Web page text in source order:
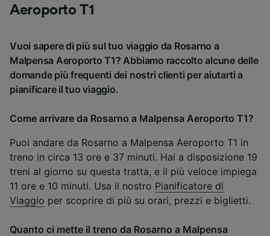
Aeroporto T1
Vuoi sapere di più sul tuo viaggio da Rosarno a
Malpensa Aeroporto T1? Abbiamo raccolto alcune delle
domande più frequenti dei nostri clienti per aiutarti a
pianificare il tuo viaggio.
Come arrivare da Rosarno a Malpensa Aeroporto T1?
Puoi andare da Rosarno a Malpensa Aeroporto T1 in
treno in circa 13 ore e 37 minuti. Hai a disposizione 19
treni al giorno su questa tratta, e il più veloce impiega
11 ore e 10 minuti. Usa il nostro Pianificatore di
Viaggio per scoprire di più su orari, prezzi e biglietti.
Quanto ci mette il treno da Rosarno a Malpensa